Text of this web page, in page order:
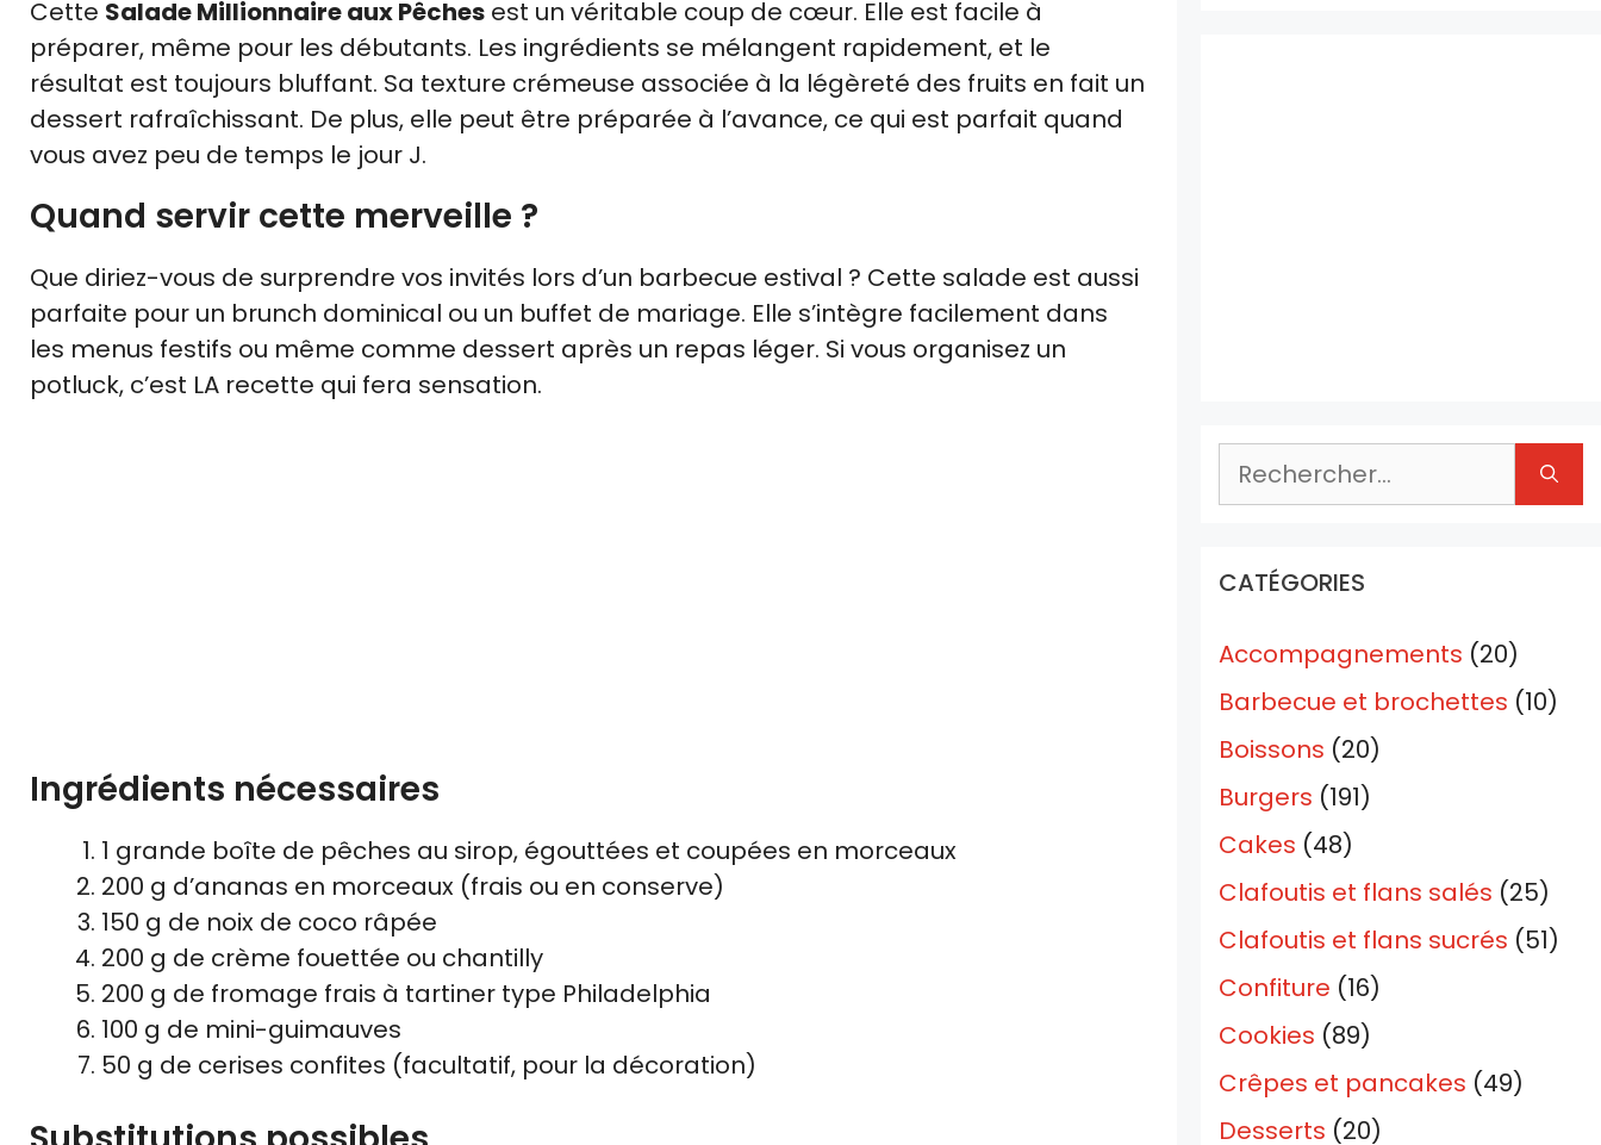
Cette Salade Millionnaire aux Pêches est un véritable coup de cœur. Elle est facile à
préparer, même pour les débutants. Les ingrédients se mélangent rapidement, et le
résultat est toujours bluffant. Sa texture crémeuse associée à la légèreté des fruits en fait un
dessert rafraîchissant. De plus, elle peut être préparée à l’avance, ce qui est parfait quand
vous avez peu de temps le jour J.
Quand servir cette merveille ?
Que diriez-vous de surprendre vos invités lors d’un barbecue estival ? Cette salade est aussi
parfaite pour un brunch dominical ou un buffet de mariage. Elle s’intègre facilement dans
les menus festifs ou même comme dessert après un repas léger. Si vous organisez un
potluck, c’est LA recette qui fera sensation.
Ingrédients nécessaires
1 grande boîte de pêches au sirop, égouttées et coupées en morceaux
200 g d’ananas en morceaux (frais ou en conserve)
150 g de noix de coco râpée
200 g de crème fouettée ou chantilly
200 g de fromage frais à tartiner type Philadelphia
100 g de mini-guimauves
50 g de cerises confites (facultatif, pour la décoration)
Rechercher :
CATÉGORIES
Accompagnements (20)
Barbecue et brochettes (10)
Boissons (20)
Burgers (191)
Cakes (48)
Clafoutis et flans salés (25)
Clafoutis et flans sucrés (51)
Confiture (16)
Cookies (89)
Crêpes et pancakes (49)
Desserts (20)